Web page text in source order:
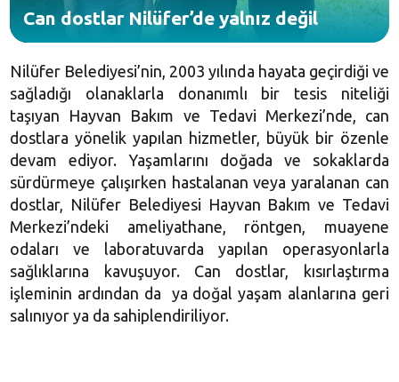
Can dostlar Nilüfer’de yalnız değil
Nilüfer Belediyesi’nin, 2003 yılında hayata geçirdiği ve
sağladığı olanaklarla donanımlı bir tesis niteliği
taşıyan Hayvan Bakım ve Tedavi Merkezi’nde, can
dostlara yönelik yapılan hizmetler, büyük bir özenle
devam ediyor. Yaşamlarını doğada ve sokaklarda
sürdürmeye çalışırken hastalanan veya yaralanan can
dostlar, Nilüfer Belediyesi Hayvan Bakım ve Tedavi
Merkezi’ndeki ameliyathane, röntgen, muayene
odaları ve laboratuvarda yapılan operasyonlarla
sağlıklarına kavuşuyor. Can dostlar, kısırlaştırma
işleminin ardından da ya doğal yaşam alanlarına geri
salınıyor ya da sahiplendiriliyor.